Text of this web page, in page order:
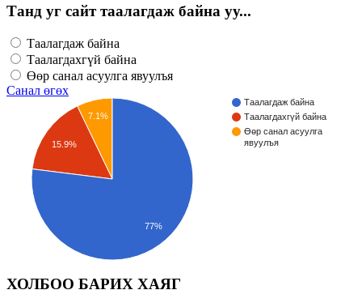
Танд уг сайт таалагдаж байна уу...
Таалагдаж байна
Таалагдахгүй байна
Өөр санал асуулга явуулъя
Санал өгөх
Таалагдаж байна
Таалагдахгүй байна
Өөр санал асуулга
явуулъя
7.1%
15.9%
77%
ХОЛБОО БАРИХ ХАЯГ